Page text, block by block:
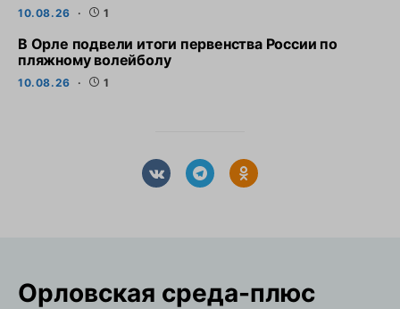
10.08.26 1
В Орле подвели итоги первенства России по
пляжному волейболу
10.08.26 1
Орловская cреда-плюс